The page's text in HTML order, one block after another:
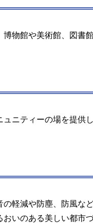
物館や美術館、図書
ニティーの場を提供
軽減や防塵、防風な
いのある美しい都市